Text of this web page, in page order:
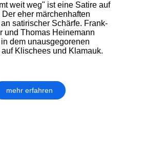
weit weg" ist eine Satire auf
eher märchenhaften
satirischer Schärfe. Frank-
und Thomas Heinemann
dem unausgegorenen
Klischees und Klamauk.
mehr erfahren